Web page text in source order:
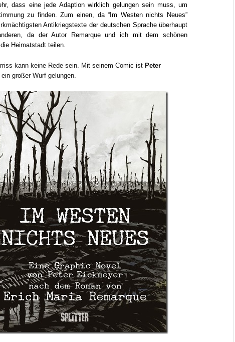
dass eine jede Adaption wirklich gelungen sein muss, um
zu finden. Zum einen, da “Im Westen nichts Neues”
Antikriegstexte der deutschen Sprache überhaupt
da der Autor Remarque und ich mit dem schönen
Heimatstadt teilen.
kann keine Rede sein. Mit seinem Comic ist Peter
ein großer Wurf gelungen.